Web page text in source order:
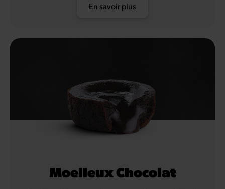
En savoir plus
Moelleux Chocolat